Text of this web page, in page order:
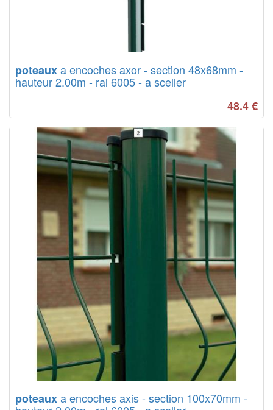
poteauxa encoches axor - section 48x68mm -
hauteur 2.00m - ral 6005 - a sceller
48.4€
poteauxa encoches axis - section 100x70mm -